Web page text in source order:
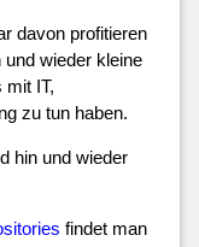
davon profitieren
wieder kleine
mit IT,
zu tun haben.
hin und wieder
findet man